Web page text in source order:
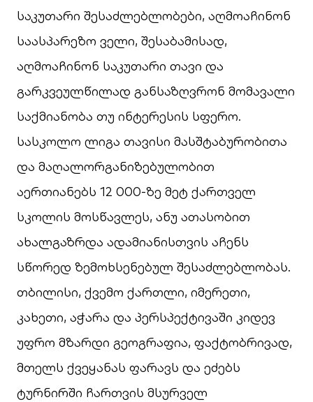
საკუთარი შესაძლებლობები, აღმოაჩინონ
საასპარეზო ველი, შესაბამისად,
აღმოაჩინონ საკუთარი თავი და
გარკვეულწილად განსაზღვრონ მომავალი
საქმიანობა თუ ინტერესის სფერო.
სასკოლო ლიგა თავისი მასშტაბურობითა
და მაღალორგანიზებულობით
აერთიანებს 12 000-ზე მეტ ქართველ
სკოლის მოსწავლეს, ანუ ათასობით
ახალგაზრდა ადამიანისთვის აჩენს
სწორედ ზემოხსენებულ შესაძლებლობას.
თბილისი, ქვემო ქართლი, იმერეთი,
კახეთი, აჭარა და პერსპექტივაში კიდევ
უფრო მზარდი გეოგრაფია, ფაქტობრივად,
მთელს ქვეყანას ფარავს და ეძებს
ტურნირში ჩართვის მსურველ